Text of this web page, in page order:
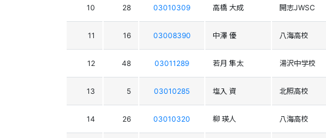
10 28 03010309 高橋 大成 開志JWSC
11 16 03008390 中澤 優 八海高校
12 48 03011289 若月 隼太 湯沢中学校
13 5 03010285 塩入 資 北照高校
14 26 03010320 柳 瑛人 八海高校